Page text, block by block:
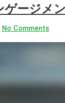
ゲージメ
No Comments